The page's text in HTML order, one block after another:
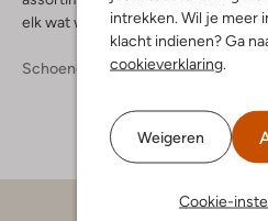
intrekken. Wil je meer
klacht indienen? Ga
cookieverklaring.
Weigeren
Cookie-
elk wat wils.
Schoenen
Espadrilles